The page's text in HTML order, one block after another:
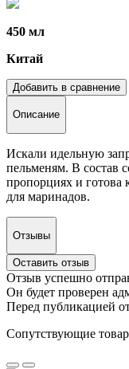
450 мл
Китай
Добавить в сравнение
Описание
Искали идельную
пельменям. В состав
пропорциях и готова
для маринадов.
Отзывы
Оставить отзыв
Отзыв успешно
Он будет проверен
Перед публикацией
Сопутствующие